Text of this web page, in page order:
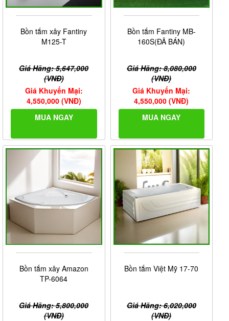
Bồn tắm xây Fantiny
M125-T
Giá Hãng: 5,647,000
(VNĐ)
Giá Khuyến Mại:
4,550,000 (VNĐ)
MUA NGAY
Bồn tắm Fantiny MB-
160S(ĐÃ BÁN)
Giá Hãng: 8,080,000
(VNĐ)
Giá Khuyến Mại:
4,550,000 (VNĐ)
MUA NGAY
Bồn tắm xây Amazon
TP-6064
Giá Hãng: 5,800,000
(VNĐ)
Bồn tắm Việt Mỹ 17-70
Giá Hãng: 6,020,000
(VNĐ)